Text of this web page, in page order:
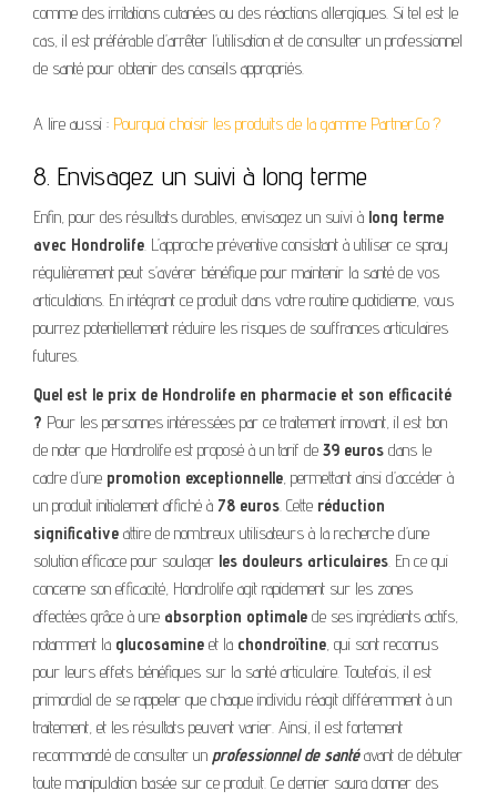
comme des irritations cutanées ou des réactions allergiques. Si tel est le
cas, il est préférable d’arrêter l’utilisation et de consulter un professionnel
de santé pour obtenir des conseils appropriés.
A lire aussi : Pourquoi choisir les produits de la gamme Partner.Co ?
8. Envisagez un suivi à long terme
Enfin, pour des résultats durables, envisagez un suivi à long terme
avec Hondrolife. L’approche préventive consistant à utiliser ce spray
régulièrement peut s’avérer bénéfique pour maintenir la santé de vos
articulations. En intégrant ce produit dans votre routine quotidienne, vous
pourrez potentiellement réduire les risques de souffrances articulaires
futures.
Quel est le prix de Hondrolife en pharmacie et son efficacité
? Pour les personnes intéressées par ce traitement innovant, il est bon
de noter que Hondrolife est proposé à un tarif de 39 euros dans le
cadre d’une promotion exceptionnelle, permettant ainsi d’accéder à
un produit initialement affiché à 78 euros. Cette réduction
significative attire de nombreux utilisateurs à la recherche d’une
solution efficace pour soulager les douleurs articulaires. En ce qui
concerne son efficacité, Hondrolife agit rapidement sur les zones
affectées grâce à une absorption optimale de ses ingrédients actifs,
notamment la glucosamine et la chondroïtine, qui sont reconnus
pour leurs effets bénéfiques sur la santé articulaire. Toutefois, il est
primordial de se rappeler que chaque individu réagit différemment à un
traitement, et les résultats peuvent varier. Ainsi, il est fortement
recommandé de consulter un professionnel de santéavant de débuter
toute manipulation basée sur ce produit. Ce dernier saura donner des